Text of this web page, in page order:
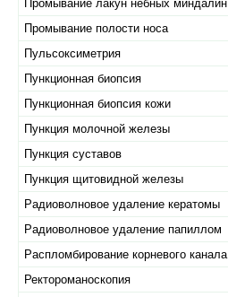
Промывание лакун небных миндалин
Промывание полости носа
Пульсоксиметрия
Пункционная биопсия
Пункционная биопсия кожи
Пункция молочной железы
Пункция суставов
Пункция щитовидной железы
Радиоволновое удаление кератомы
Радиоволновое удаление папиллом
Распломбирование корневого канала
Ректороманоскопия